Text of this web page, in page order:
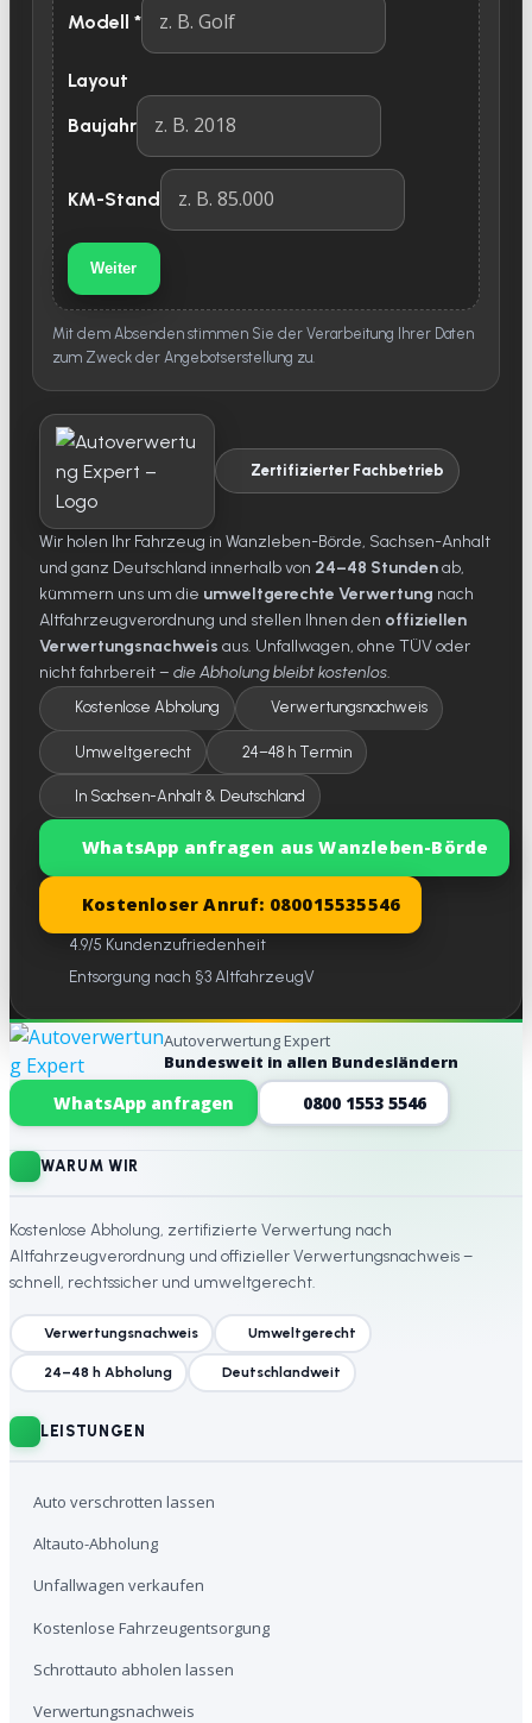
Modell *
Layout
Baujahr
KM-Stand
Weiter
Mit dem Absenden stimmen Sie der Verarbeitung Ihrer Daten
zum Zweck der Angebotserstellung zu.
Zertifizierter Fachbetrieb
Wir holen Ihr Fahrzeug in Wanzleben-Börde, Sachsen-Anhalt
und ganz Deutschland innerhalb von 24–48 Stundenab,
kümmern uns um die umweltgerechte Verwertung nach
Altfahrzeugverordnung und stellen Ihnen den offiziellen
Verwertungsnachweis aus. Unfallwagen, ohne TÜV oder
nicht fahrbereit – die Abholung bleibt kostenlos.
Kostenlose Abholung Verwertungsnachweis
Umweltgerecht 24–48 h Termin
In Sachsen-Anhalt & Deutschland
WhatsApp anfragen aus Wanzleben-Börde
Kostenloser Anruf: 080015535546
4.9/5 Kundenzufriedenheit
Entsorgung nach §3 AltfahrzeugV
Website-Footer
Autoverwertung Expert
Bundesweit in allen Bundesländern
WhatsApp anfragen 0800 1553 5546
WARUM WIR
Kostenlose Abholung, zertifizierte Verwertung nach
Altfahrzeugverordnung und offizieller Verwertungsnachweis –
schnell, rechtssicher und umweltgerecht.
Verwertungsnachweis Umweltgerecht
24–48 h Abholung Deutschlandweit
LEISTUNGEN
Auto verschrotten lassen
Altauto-Abholung
Unfallwagen verkaufen
Kostenlose Fahrzeugentsorgung
Schrottauto abholen lassen
Verwertungsnachweis